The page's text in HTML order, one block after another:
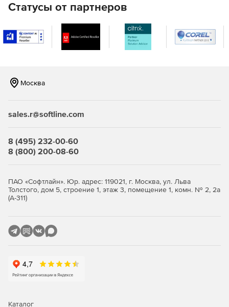
Статусы от партнеров
Москва
sales.r@softline.com
8 (495) 232-00-60
8 (800) 200-08-60
ПАО «Софтлайн». Юр. адрес: 119021, г. Москва, ул. Льва
Толстого, дом 5, строение 1, этаж 3, помещение 1, комн. № 2, 2а
(А-311)
Каталог